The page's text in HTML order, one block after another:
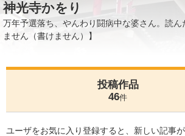
神光寺かをり
万年予選落ち、やんわり闘病中な婆さん。読
ません（書けません）】
投稿作品
46件
ユーザをお気に入り登録すると、新しい記事